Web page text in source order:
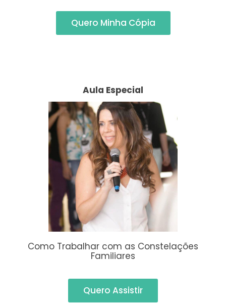
Quero Minha Cópia
Aula Especial
Como Trabalhar com as Constelações
Familiares
Quero Assistir